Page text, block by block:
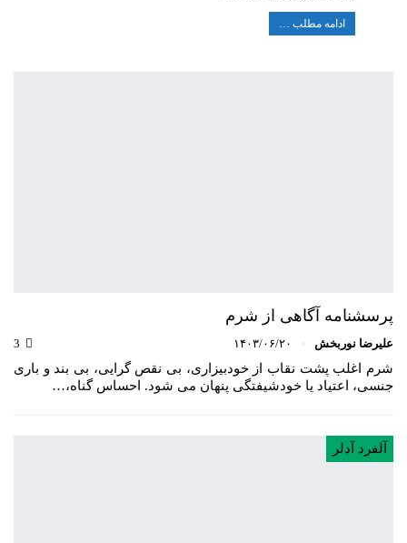
ادامه مطلب …
پرسشنامه آگاهی از شرم
علیرضا نوربخش ۱۴۰۳/۰۶/۲۰
شرم اغلب پشت نقاب از خودبیزاری، بی نقص گرایی، بی بند و باری
جنسی، اعتیاد یا خودشیفتگی پنهان می شود. احساس گناه،…
آلفرد آدلر